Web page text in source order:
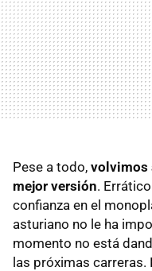
Pese a todo, volvimos
mejor versión.
confianza en el
asturiano no le ha
momento no está
las próximas